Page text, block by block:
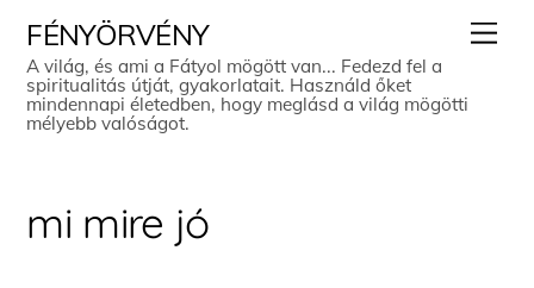
content
FÉNYÖRVÉNY
A világ, és ami a Fátyol mögött van... Fedezd fel a
spiritualitás útját, gyakorlatait. Használd őket
mindennapi életedben, hogy meglásd a világ mögötti
mélyebb valóságot.
mi mire jó